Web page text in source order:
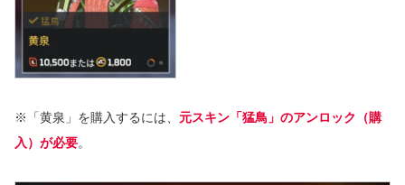
※「黄泉」を購入するには、 元スキン「猛鳥」のアンロック（購
入）が必要。